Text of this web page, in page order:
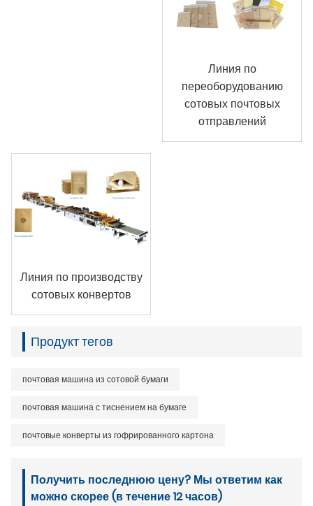
Линия по
переоборудованию
сотовых почтовых
отправлений
Линия по производству
сотовых конвертов
Продукт тегов
почтовая машина из сотовой бумаги
почтовая машина с тиснением на бумаге
почтовые конверты из гофрированного картона
Получить последнюю цену? Мы ответим как
можно скорее (в течение 12 часов)